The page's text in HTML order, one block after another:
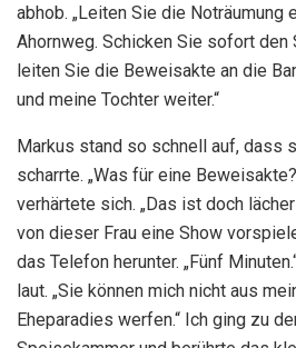
abhob. „Leiten Sie die Noträumung
Ahornweg. Schicken Sie sofort den
leiten Sie die Beweisakte an die
und meine Tochter weiter.“
Markus stand so schnell auf, dass
scharrte. „Was für eine
verhärtete sich. „Das ist doch
von dieser Frau eine Show
das Telefon herunter. „Fünf
laut. „Sie können mich nicht aus
Eheparadies werfen.“ Ich ging zu